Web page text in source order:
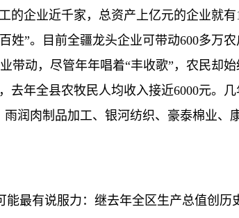
企业近千家，总资产上亿元的企业就有
”。目前全疆龙头企业可带动600多万
带动，尽管年年唱着“丰收歌”，农民却
去年全县农牧民人均收入接近6000元。
润肉制品加工、银河纺织、豪泰棉业、
最有说服力：继去年全区生产总值创历